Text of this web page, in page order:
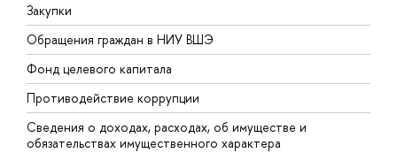
Закупки
Обращения граждан в НИУ ВШЭ
Фонд целевого капитала
Противодействие коррупции
Сведения о доходах, расходах, об имуществе и
обязательствах имущественного характера